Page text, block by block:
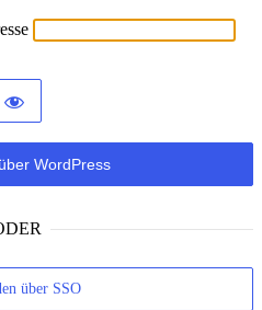
über SSO